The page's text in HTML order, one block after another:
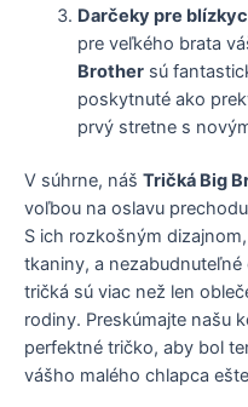
Darčeky pre
pre veľkého brata
Brothersú
poskytnuté ako
prvý stretne s
V súhrne, náš Tričká Big
voľbou na oslavu
S ich rozkošným
tkaniny, a
tričká sú viac než len
rodiny. Preskúmajte našu
perfektné tričko, aby bol
vášho malého chlapca